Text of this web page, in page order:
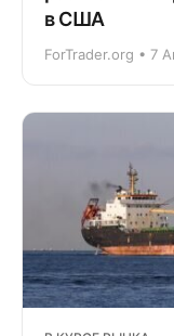
в США
ForTrader.org • 7